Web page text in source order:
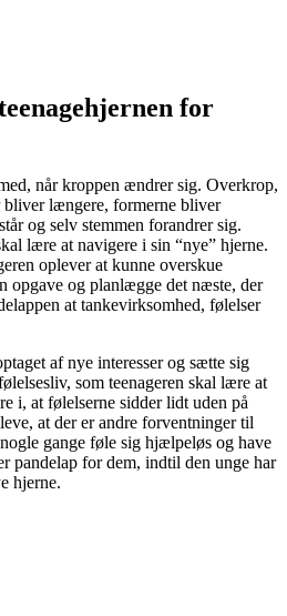
for
når kroppen ændrer sig. Overkrop,
længere, formerne bliver
og selv stemmen forandrer sig.
lære at navigere i sin “nye” hjerne.
oplever at kunne overskue
opgave og planlægge det næste, der
at tankevirksomhed, følelser
af nye interesser og sætte sig
som teenageren skal lære at
i, at følelserne sidder lidt uden på
at der er andre forventninger til
gange føle sig hjælpeløs og have
pandelap for dem, indtil den unge har
hjerne.